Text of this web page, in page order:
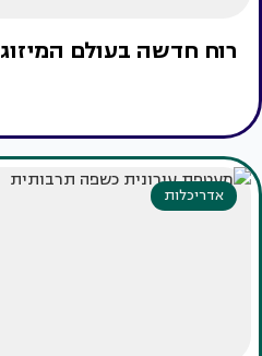
רוח חדשה בעולם המיזוג
אדריכלות